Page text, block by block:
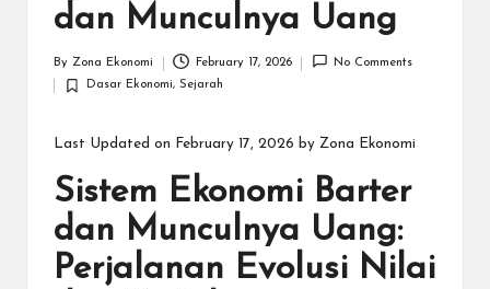
dan Munculnya Uang
by
By Zona Ekonomi February 17, 2026 No Comments
Posted
Dasar Ekonomi, Sejarah
Last Updated on February 17, 2026 by Zona Ekonomi
Sistem Ekonomi Barter
dan Munculnya Uang:
Perjalanan Evolusi Nilai